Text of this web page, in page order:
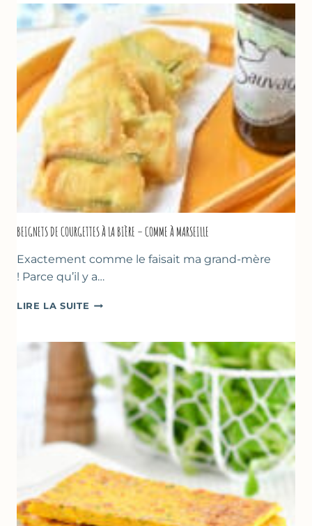
CHOCOLAT
YAOURT
GREC
–
SANS
SORBETIÈRE
BEIGNETS DE COURGETTES À LA BIÈRE – COMME À MARSEILLE
Exactement comme le faisait ma grand-mère
! Parce qu’il y a…
LIRE LA SUITE BEIGNETS
LA
BIÈRE
–
COMME
À
MARSEILLE